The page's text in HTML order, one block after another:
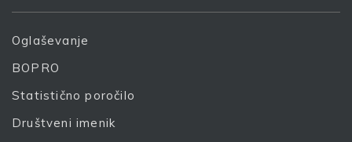
Oglaševanje
BOPRO
Statistično poročilo
Društveni imenik